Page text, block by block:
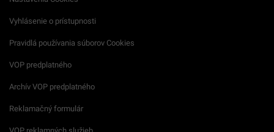
Vyhlásenie o prístupnosti
Pravidlá používania súborov Cookies
VOP predplatného
Archív VOP predplatného
Reklamačný formulár